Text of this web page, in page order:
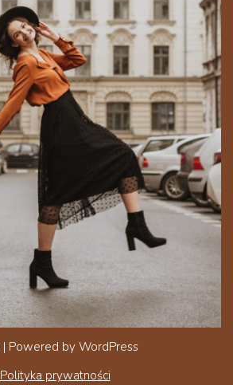
| Powered by WordPress
Polityka prywatności